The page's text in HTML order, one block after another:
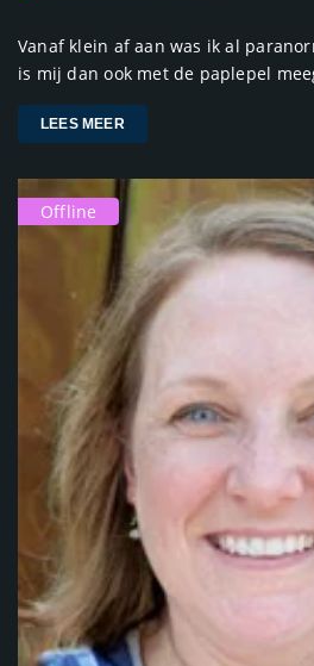
Vanaf klein af aan was ik al
is mij dan ook met de paplepel
LEES MEER
Offline